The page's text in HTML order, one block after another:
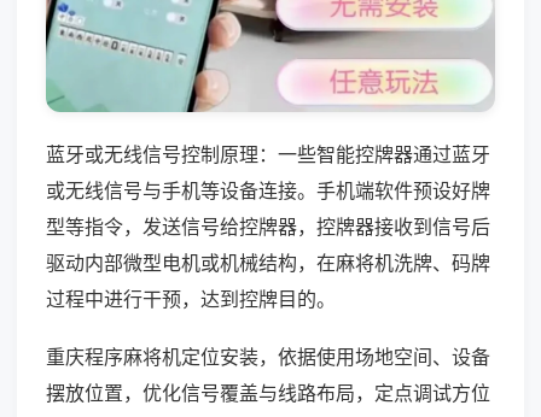
蓝牙或无线信号控制原理：一些智能控牌器通过蓝牙
或无线信号与手机等设备连接。手机端软件预设好牌
型等指令，发送信号给控牌器，控牌器接收到信号后
驱动内部微型电机或机械结构，在麻将机洗牌、码牌
过程中进行干预，达到控牌目的。
重庆程序麻将机定位安装，依据使用场地空间、设备
摆放位置，优化信号覆盖与线路布局，定点调试方位